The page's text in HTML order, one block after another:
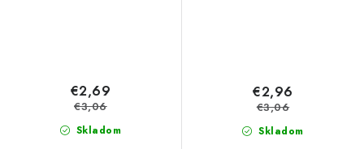
Skladom
€2,69
€3,06
Skladom
€2,96
€3,06